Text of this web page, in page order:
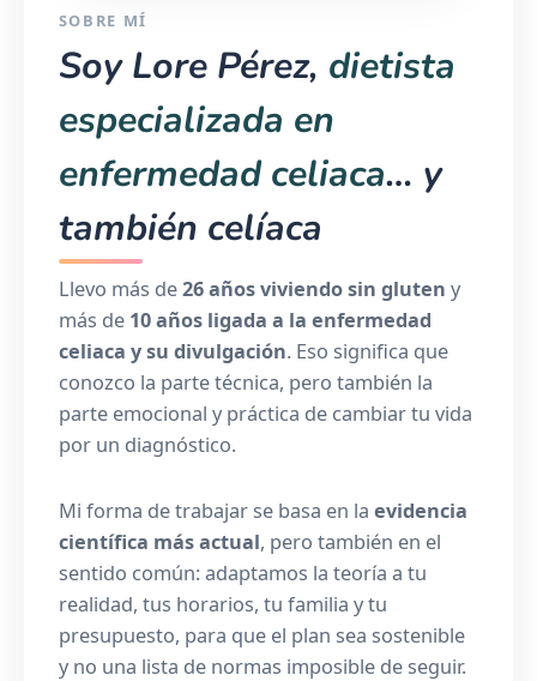
SOBRE MÍ
Soy Lore Pérez, dietista
especializada en
enfermedad celiaca… y
también celíaca
Llevo más de26 años viviendo sin gluten y
más de 10 años ligada a la enfermedad
celiaca y su divulgación. Eso significa que
conozco la parte técnica, pero también la
parte emocional y práctica de cambiar tu vida
por un diagnóstico.
Mi forma de trabajar se basa en la evidencia
científica más actual, pero también en el
sentido común: adaptamos la teoría a tu
realidad, tus horarios, tu familia y tu
presupuesto, para que el plan sea sostenible
y no una lista de normas imposible de seguir.